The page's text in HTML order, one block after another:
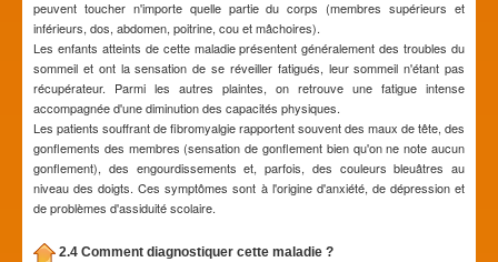
peuvent toucher n'importe quelle partie du corps (membres supérieurs et
inférieurs, dos, abdomen, poitrine, cou et mâchoires).
Les enfants atteints de cette maladie présentent généralement des troubles du
sommeil et ont la sensation de se réveiller fatigués, leur sommeil n'étant pas
récupérateur. Parmi les autres plaintes, on retrouve une fatigue intense
accompagnée d'une diminution des capacités physiques.
Les patients souffrant de fibromyalgie rapportent souvent des maux de tête, des
gonflements des membres (sensation de gonflement bien qu'on ne note aucun
gonflement), des engourdissements et, parfois, des couleurs bleuâtres au
niveau des doigts. Ces symptômes sont à l'origine d'anxiété, de dépression et
de problèmes d'assiduité scolaire.
2.4 Comment diagnostiquer cette maladie ?